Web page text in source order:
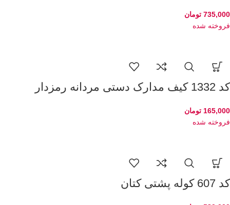
735,000 تومان
فروخته شده
کد 1332 کیف مدارک دستی مردانه رمزدار
165,000 تومان
فروخته شده
کد 607 کوله پشتی کتان